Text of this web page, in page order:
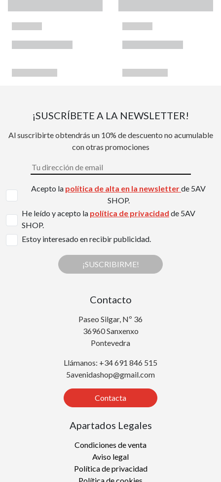
¡SUSCRÍBETE A LA NEWSLETTER!
Al suscribirte obtendrás un 10% de descuento no acumulable
con otras promociones
Acepto la política de alta en la newsletterde 5AV
SHOP.
He leído y acepto la política de privacidad de 5AV
SHOP.
Estoy interesado en recibir publicidad.
¡SUSCRIBIRME!
Contacto
Paseo Silgar, Nº 36
36960 Sanxenxo
Pontevedra
Llámanos: +34 691 846 515
5avenidashop@gmail.com
Contacta
Apartados Legales
Condiciones de venta
Aviso legal
Política de privacidad
Política de cookies